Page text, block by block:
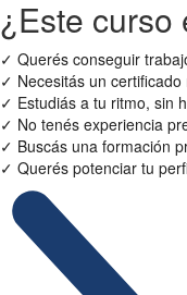
¿Este curso
✓ Querés conseguir
✓ Necesitás un
✓ Estudiás a tu ritmo, sin
✓ No tenés experiencia
✓ Buscás una formación
✓ Querés potenciar tu